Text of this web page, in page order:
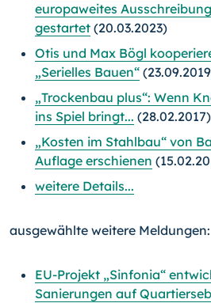
europaweites
gestartet (20.03.2023)
Otis und Max Bögl
„Serielles Bauen“
„Trockenbau plus“: Wenn
ins Spiel bringt... (28.02.2017)
„Kosten im Stahlbau“ von
Auflage erschienen
weitere Details...
ausgewählte weitere Meldungen:
EU-Projekt „Sinfonia“
Sanierungen auf